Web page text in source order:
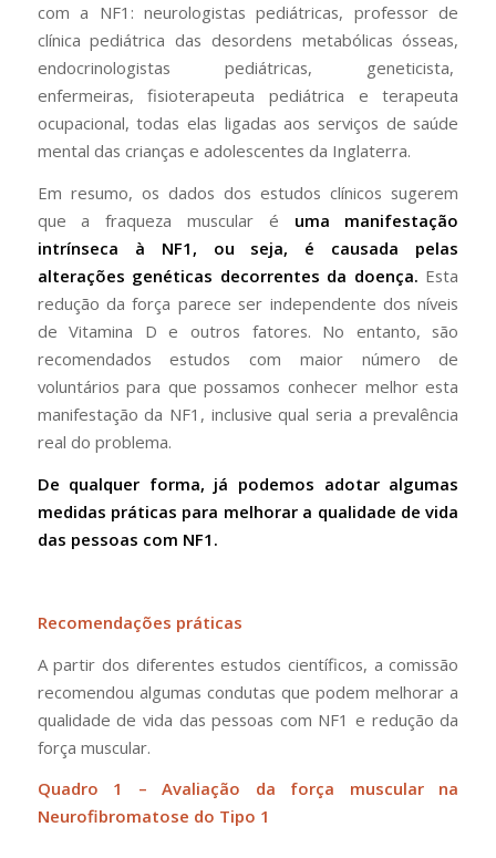
com a NF1: neurologistas pediátricas, professor de
clínica pediátrica das desordens metabólicas ósseas,
endocrinologistas pediátricas, geneticista,
enfermeiras, fisioterapeuta pediátrica e terapeuta
ocupacional, todas elas ligadas aos serviços de saúde
mental das crianças e adolescentes da Inglaterra.
Em resumo, os dados dos estudos clínicos sugerem
que a fraqueza muscular é uma manifestação
intrínseca à NF1, ou seja, é causada pelas
alterações genéticas decorrentes da doença. Esta
redução da força parece ser independente dos níveis
de Vitamina D e outros fatores. No entanto, são
recomendados estudos com maior número de
voluntários para que possamos conhecer melhor esta
manifestação da NF1, inclusive qual seria a prevalência
real do problema.
De qualquer forma, já podemos adotar algumas
medidas práticas para melhorar a qualidade de vida
das pessoas com NF1.
Recomendações práticas
A partir dos diferentes estudos científicos, a comissão
recomendou algumas condutas que podem melhorar a
qualidade de vida das pessoas com NF1 e redução da
força muscular.
Quadro 1 – Avaliação da força muscular na
Neurofibromatose do Tipo 1